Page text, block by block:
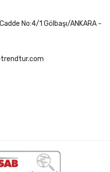
No:4/1 Gölbaşı/ANKARA -